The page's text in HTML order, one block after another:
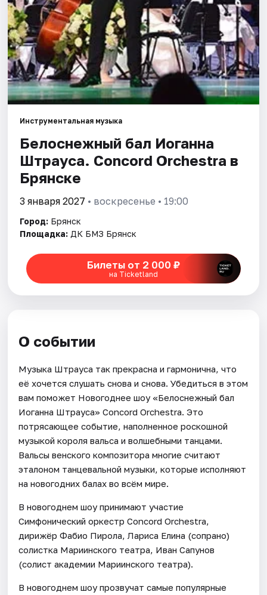
Площадки
Артисты
Рейтинги
Инструментальная музыка
Белоснежный бал Иоганна
Штрауса. Concord Orchestra в
Брянске
3 января 2027 • воскресенье • 19:00
Город: Брянск
Площадка: ДК БМЗ Брянск
Билеты от 2 000 ₽
на Ticketland
О событии
Музыка Штрауса так прекрасна и гармонична, что
её хочется слушать снова и снова. Убедиться в этом
вам поможет Новогоднее шоу «Белоснежный бал
Иоганна Штрауса» Concord Orchestra. Это
потрясающее событие, наполненное роскошной
музыкой короля вальса и волшебными танцами.
Вальсы венского композитора многие считают
эталоном танцевальной музыки, которые исполняют
на новогодних балах во всём мире.
В новогоднем шоу принимают участие
Симфонический оркестр Concord Orchestra,
дирижёр Фабио Пирола, Лариса Елина (сопрано)
солистка Мариинского театра, Иван Сапунов
(солист академии Мариинского театра).
В новогоднем шоу прозвучат самые популярные